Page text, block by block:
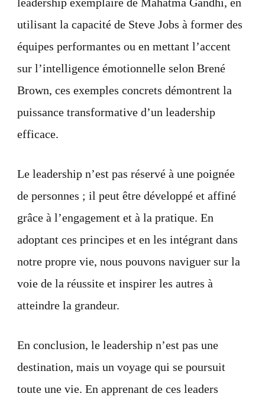
utilisant la capacité de Steve Jobs à former des
équipes performantes ou en mettant l’accent
sur l’intelligence émotionnelle selon Brené
Brown, ces exemples concrets démontrent la
puissance transformative d’un leadership
efficace.
Le leadership n’est pas réservé à une poignée
de personnes ; il peut être développé et affiné
grâce à l’engagement et à la pratique. En
adoptant ces principes et en les intégrant dans
notre propre vie, nous pouvons naviguer sur la
voie de la réussite et inspirer les autres à
atteindre la grandeur.
En conclusion, le leadership n’est pas une
destination, mais un voyage qui se poursuit
toute une vie. En apprenant de ces leaders